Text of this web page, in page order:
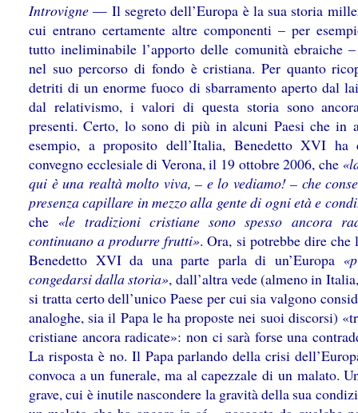
Introvigne — Il segreto dell’Europa è la sua storia
cui entrano certamente altre componenti – per
tutto ineliminabile l’apporto delle comunità ebraiche
nel suo percorso di fondo è cristiana. Per quanto
detriti di un enorme fuoco di sbarramento aperto dal
dal relativismo, i valori di questa storia sono
presenti. Certo, lo sono di più in alcuni Paesi che in
esempio, a proposito dell’Italia, Benedetto XVI ha
convegno ecclesiale di Verona, il 19 ottobre 2006, che
qui è una realtà molto viva, – e lo vediamo! – che
presenza capillare in mezzo alla gente di ogni età e
che «le tradizioni cristiane sono spesso ancora
continuano a produrre frutti». Ora, si potrebbe dire che
Benedetto XVI da una parte parla di un’Europa
congedarsi dalla storia», dall’altra vede (almeno in
si tratta certo dell’unico Paese per cui sia valgono
analoghe, sia il Papa le ha proposte nei suoi discorsi)
cristiane ancora radicate»: non ci sarà forse una
La risposta è no. Il Papa parlando della crisi
convoca a un funerale, ma al capezzale di un malato.
grave, cui è inutile nascondere la gravità della sua